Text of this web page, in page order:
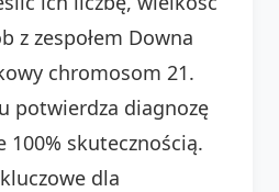
z zespołem Downa
chromosom 21.
potwierdza diagnozę
100% skutecznością.
dla